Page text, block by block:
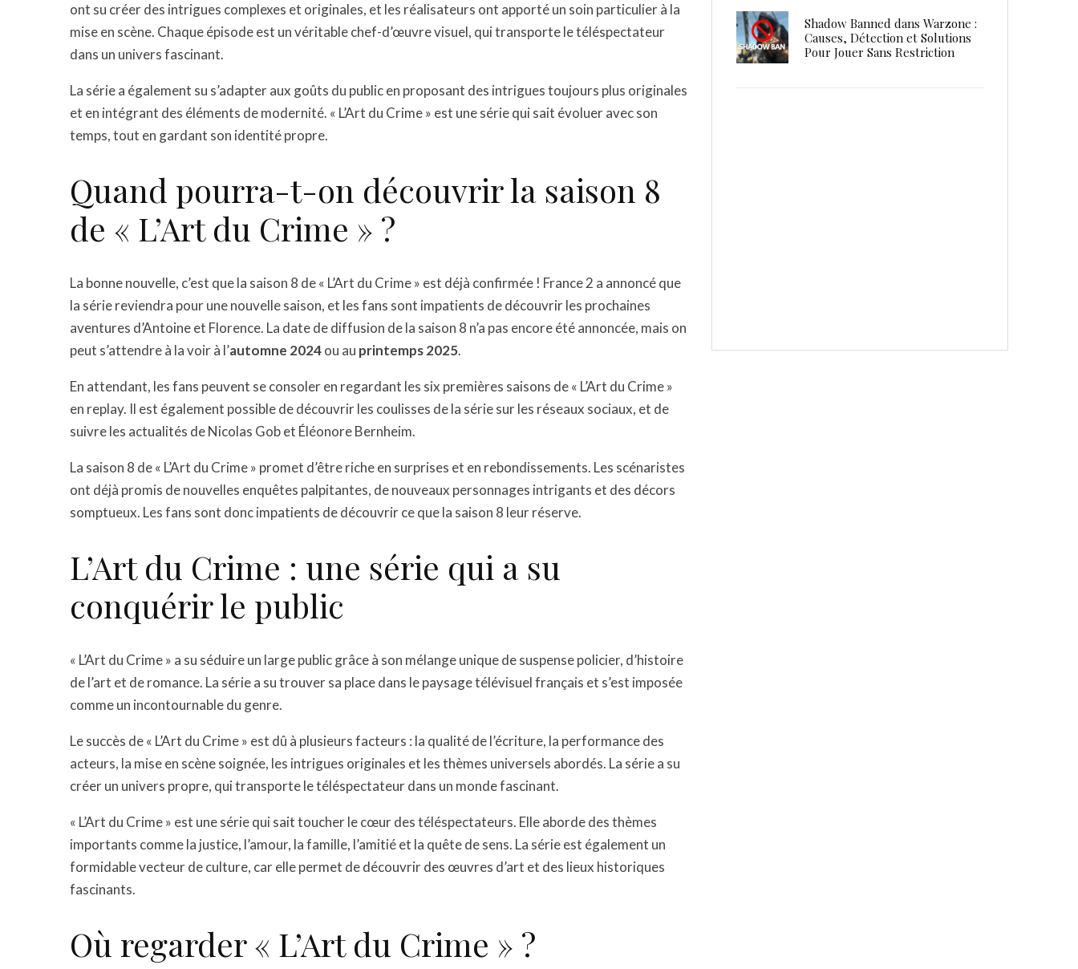
ont su créer des intrigues complexes et originales, et les réalisateurs ont apporté un soin particulier à la
mise en scène. Chaque épisode est un véritable chef-d’œuvre visuel, qui transporte le téléspectateur
dans un univers fascinant.
La série a également su s’adapter aux goûts du public en proposant des intrigues toujours plus originales
et en intégrant des éléments de modernité. « L’Art du Crime » est une série qui sait évoluer avec son
temps, tout en gardant son identité propre.
Quand pourra-t-on découvrir la saison 8
de « L’Art du Crime » ?
La bonne nouvelle, c’est que la saison 8 de « L’Art du Crime » est déjà confirmée ! France 2 a annoncé que
la série reviendra pour une nouvelle saison, et les fans sont impatients de découvrir les prochaines
aventures d’Antoine et Florence. La date de diffusion de la saison 8 n’a pas encore été annoncée, mais on
peut s’attendre à la voir à l’automne 2024ou au printemps 2025.
En attendant, les fans peuvent se consoler en regardant les six premières saisons de « L’Art du Crime »
en replay. Il est également possible de découvrir les coulisses de la série sur les réseaux sociaux, et de
suivre les actualités de Nicolas Gob et Éléonore Bernheim.
La saison 8 de « L’Art du Crime » promet d’être riche en surprises et en rebondissements. Les scénaristes
ont déjà promis de nouvelles enquêtes palpitantes, de nouveaux personnages intrigants et des décors
somptueux. Les fans sont donc impatients de découvrir ce que la saison 8 leur réserve.
L’Art du Crime : une série qui a su
conquérir le public
« L’Art du Crime » a su séduire un large public grâce à son mélange unique de suspense policier, d’histoire
de l’art et de romance. La série a su trouver sa place dans le paysage télévisuel français et s’est imposée
comme un incontournable du genre.
Le succès de « L’Art du Crime » est dû à plusieurs facteurs : la qualité de l’écriture, la performance des
acteurs, la mise en scène soignée, les intrigues originales et les thèmes universels abordés. La série a su
créer un univers propre, qui transporte le téléspectateur dans un monde fascinant.
« L’Art du Crime » est une série qui sait toucher le cœur des téléspectateurs. Elle aborde des thèmes
importants comme la justice, l’amour, la famille, l’amitié et la quête de sens. La série est également un
formidable vecteur de culture, car elle permet de découvrir des œuvres d’art et des lieux historiques
fascinants.
Où regarder « L’Art du Crime » ?
Shadow Banned dans Warzone :
Causes, Détection et Solutions
Pour Jouer Sans Restriction